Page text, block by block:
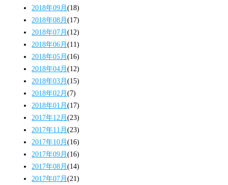
2018年09月(18)
2018年08月(17)
2018年07月(12)
2018年06月(11)
2018年05月(16)
2018年04月(12)
2018年03月(15)
2018年02月(7)
2018年01月(17)
2017年12月(23)
2017年11月(23)
2017年10月(16)
2017年09月(16)
2017年08月(14)
2017年07月(21)